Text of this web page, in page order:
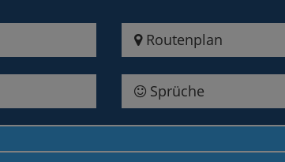
Routenplan
Sprüche